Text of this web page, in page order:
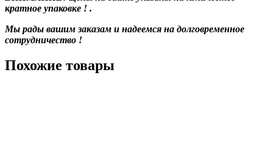
кратное упаковке ! .
Мы рады вашим заказам и надеемся на долговременное
сотрудничество !
Похожие товары